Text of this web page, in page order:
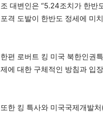
조 대변인은 “5.24조치가 한반
포격 도발이 한반도 정세에 미
한편 로버트 킹 미국 북한인권
제에 대한 구체적인 방침과 입
또한 킹 특사와 미국국제개발